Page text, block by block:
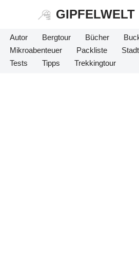
Inhalt
springen
GIPFELWELT
Autor Bergtour Bücher
Mikroabenteuer
Packliste
Tests
Tipps Trekkingtour